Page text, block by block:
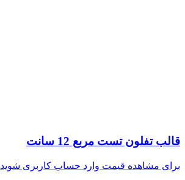
قالب تفلون تست مربع 12 سانت
برای مشاهده قیمت وارد حساب کاربری شوید